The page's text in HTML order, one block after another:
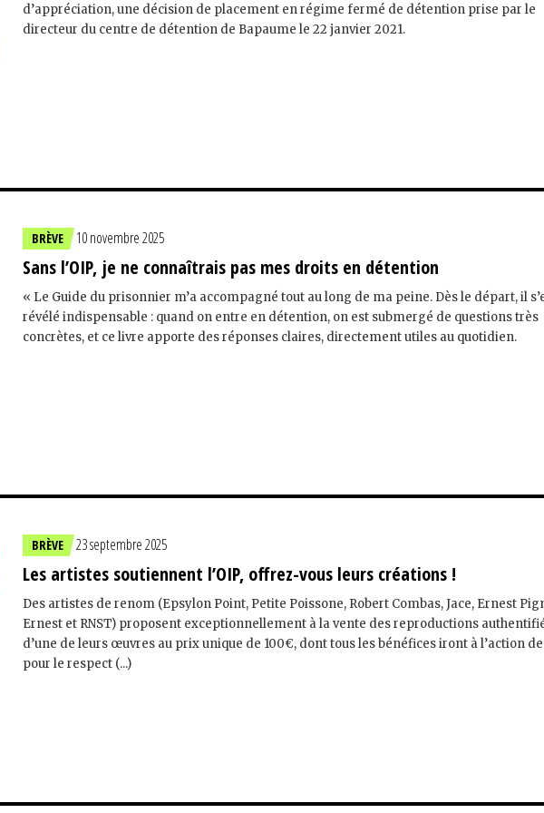
d’appréciation, une décision de placement en régime fermé de détention prise par le
directeur du centre de détention de Bapaume le 22 janvier 2021.
BRÈVE 10 novembre 2025
Sans l’OIP, je ne connaîtrais pas mes droits en détention
« Le Guide du prisonnier m’a accompagné tout au long de ma peine. Dès le départ, il
révélé indispensable : quand on entre en détention, on est submergé de questions très
concrètes, et ce livre apporte des réponses claires, directement utiles au quotidien.
BRÈVE 23 septembre 2025
Les artistes soutiennent l’OIP, offrez-vous leurs créations !
Des artistes de renom (Epsylon Point, Petite Poissone, Robert Combas, Jace, Ernest
Ernest et RNST) proposent exceptionnellement à la vente des reproductions
d’une de leurs œuvres au prix unique de 100€, dont tous les bénéfices iront à l’action de
pour le respect (...)